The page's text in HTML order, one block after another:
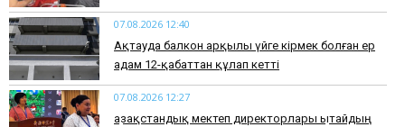
07.08.2026 12:40
Ақтауда балкон арқылы үйге кірмек болған ер
адам 12-қабаттан құлап кетті
07.08.2026 12:27
Қазақстандық мектеп директорлары Қытайдың